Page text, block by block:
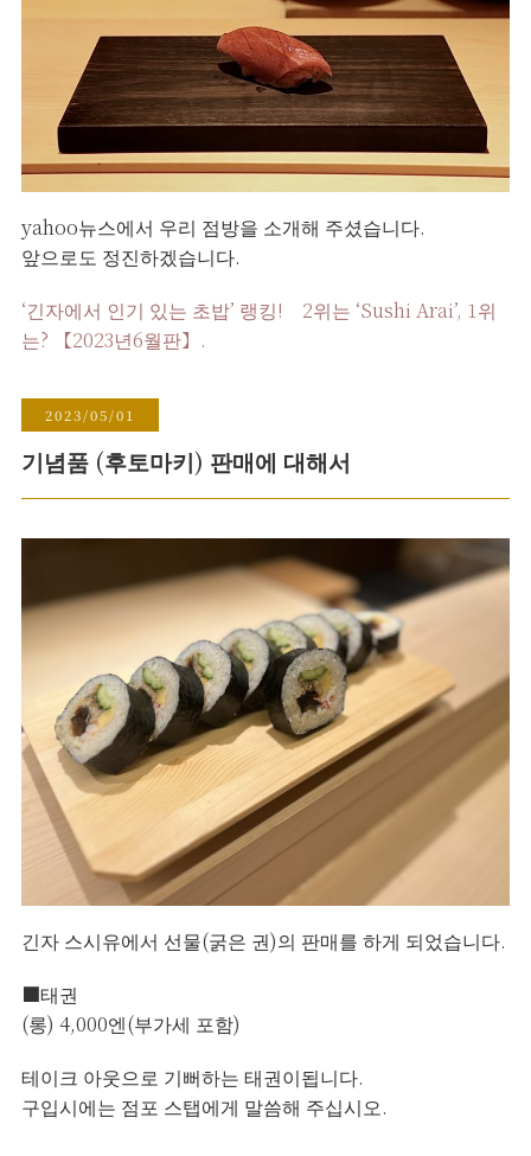
yahoo뉴스에서 우리 점방을 소개해 주셨습니다.
앞으로도 정진하겠습니다.
‘긴자에서 인기 있는 초밥’ 랭킹! 2위는 ‘Sushi Arai’, 1위
는? 【2023년6월판】.
2023/05/01
기념품 (후토마키) 판매에 대해서
긴자 스시유에서 선물(굵은 권)의 판매를 하게 되었습니다.
■태권
(롱) 4,000엔(부가세 포함)
테이크 아웃으로 기뻐하는 태권이됩니다.
구입시에는 점포 스탭에게 말씀해 주십시오.